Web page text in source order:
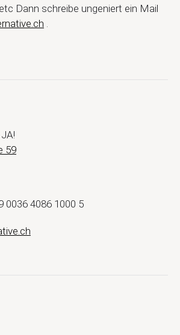
Dann schreibe ungeniert ein Mail
59
0036 4086 1000 5